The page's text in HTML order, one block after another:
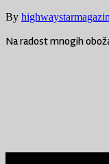
By
Na radost mnogih